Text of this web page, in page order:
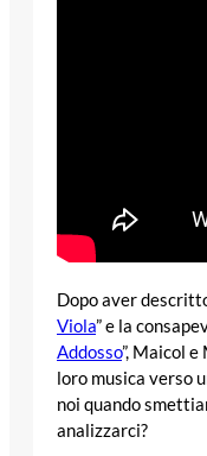
Dopo aver
Viola” e la
Addosso”, Maicol
loro musica verso
noi quando
analizzarci?